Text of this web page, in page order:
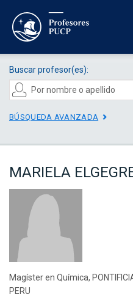
Buscar profesor(es):
BÚSQUEDA AVANZADA
MARIELA
Magíster en Química,
PERU